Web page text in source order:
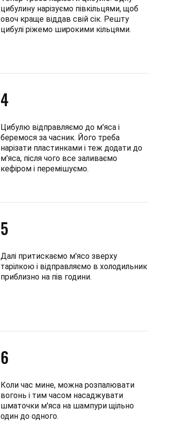
цибулину нарізуємо півкільцями, щоб
овоч краще віддав свій сік. Решту
цибулі ріжемо широкими кільцями.
4
Цибулю відправляємо до м'яса і
беремося за часник. Його треба
нарізати пластинками і теж додати до
м'яса, після чого все заливаємо
кефіром і перемішуємо.
5
Далі притискаємо м'ясо зверху
тарілкою і відправляємо в холодильник
приблизно на пів години.
6
Коли час мине, можна розпалювати
вогонь і тим часом насаджувати
шматочки м'яса на шампури щільно
один до одного.